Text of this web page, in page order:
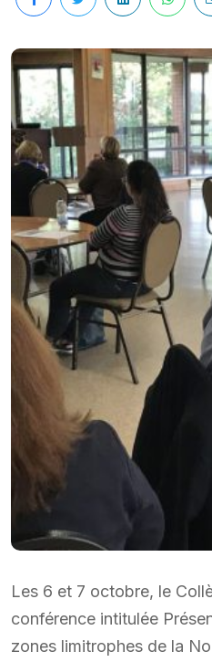
Les 6 et 7 octobre, le
conférence intitulée
zones limitrophes de la